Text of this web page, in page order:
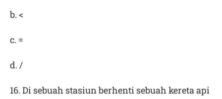
b. <
c. =
d. /
16. Di sebuah stasiun berhenti sebuah kereta api